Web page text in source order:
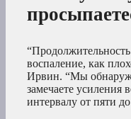
воспаление, как
Ирвин. “Мы
замечаете усиления
интервалу от пяти